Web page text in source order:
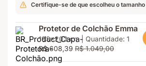
Certifique-se de que escolheu o
Protetor de Colchão Emma
193x203 cm | Quantidade: 1
R$ 608,39 R$ 1.049,00